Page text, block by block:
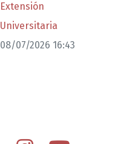
Extensión
Universitaria
08/07/2026 16:43